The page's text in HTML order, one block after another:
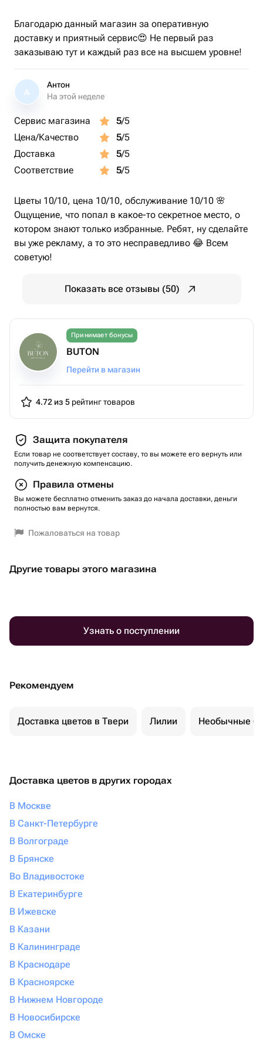
Благодарю данный магазин за оперативную
доставку и приятный сервис😍 Не первый раз
заказываю тут и каждый раз все на высшем уровне!
А
Антон
На этой неделе
Сервис магазина 5/5
Цена/Качество
5/5
Доставка
5/5
Соответствие
5/5
Цветы 10/10, цена 10/10, обслуживание 10/10 🌸
Ощущение, что попал в какое-то секретное место, о
котором знают только избранные. Ребят, ну сделайте
вы уже рекламу, а то это несправедливо 😂 Всем
советую!
Показать все отзывы (50)
Принимает бонусы
BUTON
Перейти в магазин
4.72 из 5 рейтинг товаров
Защита покупателя
Если товар не соответствует составу, то вы можете его вернуть или
получить денежную компенсацию.
Правила отмены
Вы можете бесплатно отменить заказ до начала доставки, деньги
полностью вам вернутся.
Пожаловаться на товар
Другие товары этого магазина
Узнать о поступлении
Рекомендуем
Доставка цветов в Твери Лилии Необычные
Доставка цветов в других городах
В Москве
В Санкт-Петербурге
В Волгограде
В Брянске
Во Владивостоке
В Екатеринбурге
В Ижевске
В Казани
В Калининграде
В Краснодаре
В Красноярске
В Нижнем Новгороде
В Новосибирске
В Омске